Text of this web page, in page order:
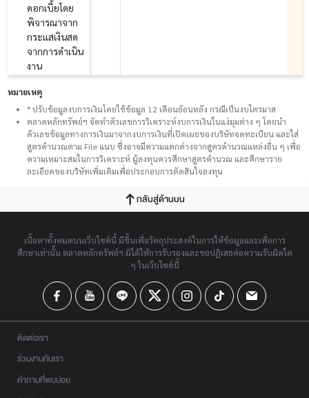
ดอกเบี้ยโดย
พิจารณาจาก
กระแสเงินสด
จากการดำเนิน
งาน
หมายเหตุ
* ปรับข้อมูลงบการเงินโดยใช้ข้อมูล 12 เดือนย้อนหลัง กรณีเป็นงบไตรมาส
ตลาดหลักทรัพย์ฯ จัดทำตัวเลขการวิเคราะห์งบการเงินในแง่มุมต่าง ๆ โดยนำ
ตัวเลขข้อมูลทางการเงินมาจากงบการเงินที่เปิดเผยของบริษัทจดทะเบียน และใส่
สูตรคำนวณตาม File แนบ ซึ่งอาจมีความแตกต่างจากสูตรคำนวณแหล่งอื่น ๆ เพื่อ
ความเหมาะสมในการวิเคราะห์ ผู้ลงทุนควรศึกษาสูตรคำนวณ และศึกษาราย
ละเอียดของบริษัทเพิ่มเติมเพื่อประกอบการตัดสินใจลงทุน
กลับสู่ด้านบน
เนื้อหาทั้งหมดบนเว็บไซต์นี้ มีขึ้นเพื่อวัตถุประสงค์ในการให้ข้อมูลและเพื่อการ
ศึกษาเท่านั้น ตลาดหลักทรัพย์ฯ มิได้ให้การรับรองและขอปฏิเสธต่อความรับผิดใด
ๆ ในเว็บไซต์นี้
ติดต่อเรา
ร่วมงานกับเรา
คำถามที่พบบ่อย